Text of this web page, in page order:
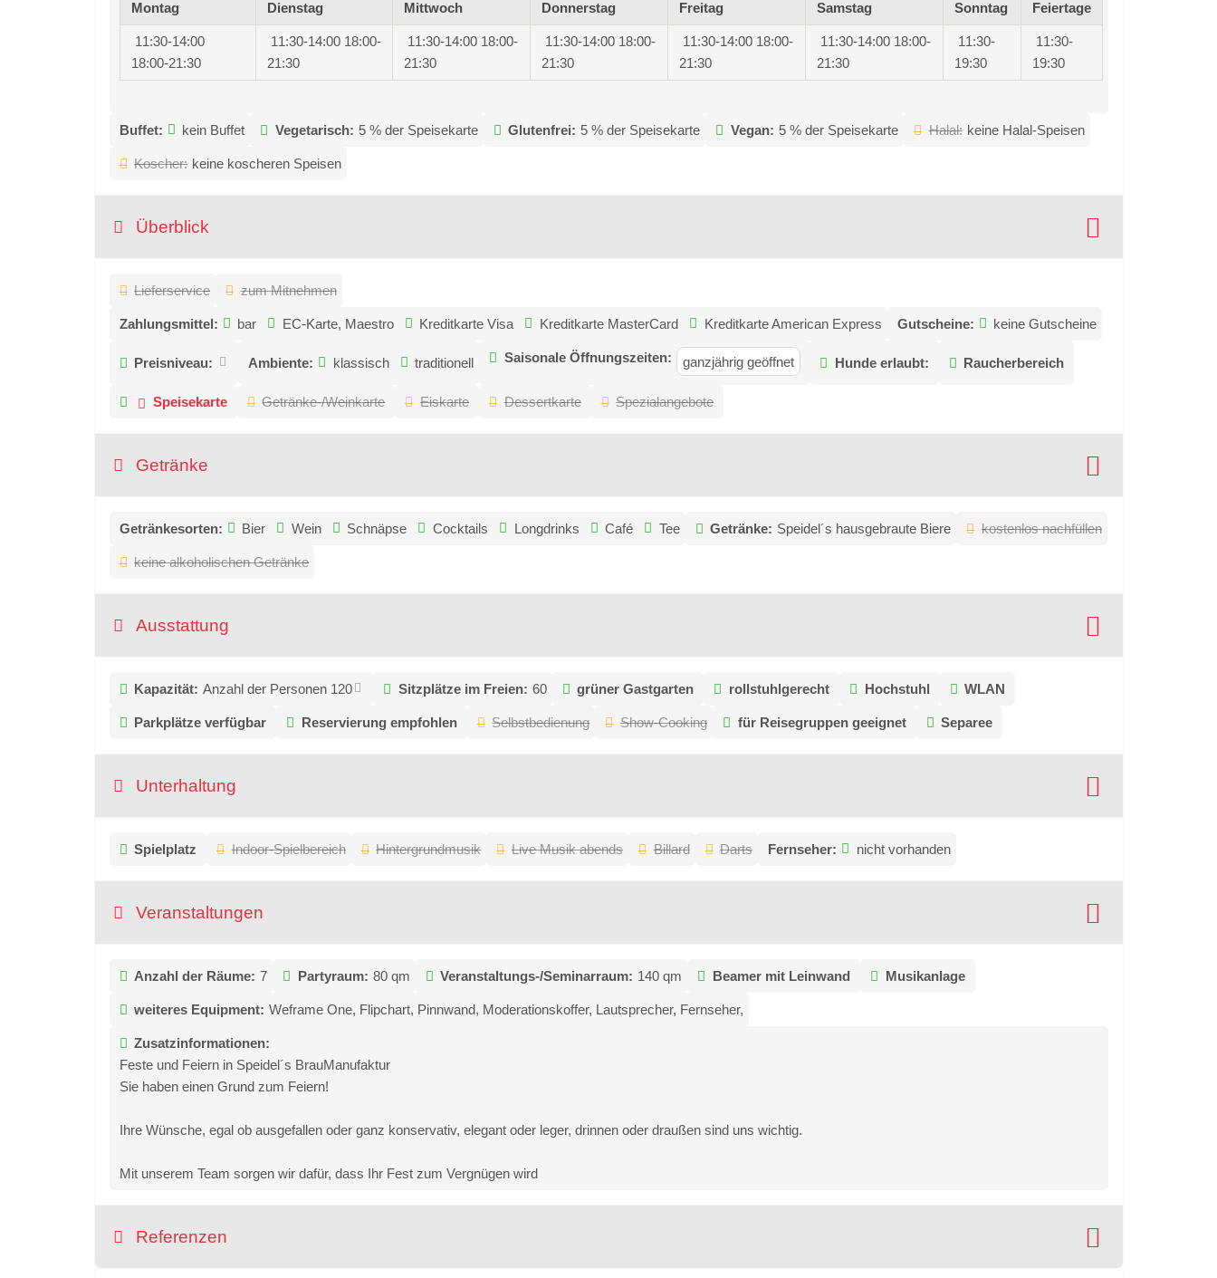
Montag Dienstag Mittwoch Donnerstag Freitag Samstag Sonntag Feiertage
11:30-14:00
18:00-21:30
11:30-14:00 18:00-
21:30
11:30-14:00 18:00-
21:30
11:30-14:00 18:00-
21:30
11:30-14:00 18:00-
21:30
11:30-14:00 18:00-
21:30
11:30-
19:30
11:30-
19:30
Buffet: kein Buffet Vegetarisch: 5 % der Speisekarte Glutenfrei: 5 % der Speisekarte Vegan: 5 % der Speisekarte Halal: keine Halal-Speisen
Koscher: keine koscheren Speisen
Überblick
Lieferservice zum Mitnehmen
Zahlungsmittel: bar EC-Karte, Maestro Kreditkarte Visa Kreditkarte MasterCard Kreditkarte American Express Gutscheine: keine Gutscheine
Preisniveau: Ambiente: klassisch traditionell Saisonale Öffnungszeiten: ganzjährig geöffnet Hunde erlaubt: Raucherbereich
Speisekarte Getränke-/Weinkarte Eiskarte Dessertkarte Spezialangebote
Getränke
Getränkesorten: Bier Wein Schnäpse Cocktails Longdrinks Café Tee Getränke: Speidel´s hausgebraute Biere kostenlos nachfüllen
keine alkoholischen Getränke
Ausstattung
Kapazität: Anzahl der Personen 120 Sitzplätze im Freien: 60 grüner Gastgarten rollstuhlgerecht Hochstuhl WLAN
Parkplätze verfügbar Reservierung empfohlen Selbstbedienung Show-Cooking für Reisegruppen geeignet Separee
Unterhaltung
Spielplatz Indoor-Spielbereich Hintergrundmusik Live Musik abends Billard Darts Fernseher: nicht vorhanden
Veranstaltungen
Anzahl der Räume: 7 Partyraum: 80 qm Veranstaltungs-/Seminarraum: 140 qm Beamer mit Leinwand Musikanlage
weiteres Equipment: Weframe One, Flipchart, Pinnwand, Moderationskoffer, Lautsprecher, Fernseher,
Zusatzinformationen:
Feste und Feiern in Speidel´s BrauManufaktur
Sie haben einen Grund zum Feiern!
Ihre Wünsche, egal ob ausgefallen oder ganz konservativ, elegant oder leger, drinnen oder draußen sind uns wichtig.
Mit unserem Team sorgen wir dafür, dass Ihr Fest zum Vergnügen wird
Referenzen